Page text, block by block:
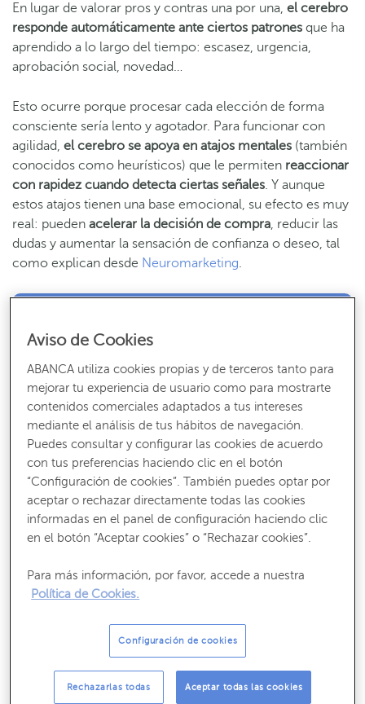
En lugar de valorar pros y contras una por una, el cerebro
responde automáticamente ante ciertos patrones que ha
aprendido a lo largo del tiempo: escasez, urgencia,
aprobación social, novedad…
Esto ocurre porque procesar cada elección de forma
consciente sería lento y agotador. Para funcionar con
agilidad, el cerebro se apoya en atajos mentales (también
conocidos como heurísticos) que le permiten reaccionar
con rapidez cuando detecta ciertas señales. Y aunque
estos atajos tienen una base emocional, su efecto es muy
real: pueden acelerar la decisión de compra, reducir las
dudas y aumentar la sensación de confianza o deseo, tal
como explican desde Neuromarketing.
Recibe nuestros contenidos más útiles
SUSCRÍBETE
Por eso, como negocio, es necesario aprovechar estos
mecanismos.No para manipular, sino para activar una
respuesta que ya forma partedel comportamiento
humano. Al aplicar bien los gatillos mentales, es más fácil
Cómo funcionan los gatillos mentales
Como explican desdeOBS Business School
, los gatillos
funcionan cuando activan una emoción
Aviso de Cookies
ABANCA utiliza cookies propias y de terceros tanto para
mejorar tu experiencia de usuario como para mostrarte
contenidos comerciales adaptados a tus intereses
mediante el análisis de tus hábitos de navegación.
Puedes consultar y configurar las cookies de acuerdo
con tus preferencias haciendo clic en el botón
“Configuración de cookies”. También puedes optar por
aceptar o rechazar directamente todas las cookies
informadas en el panel de configuración haciendo clic
en el botón “Aceptar cookies” o “Rechazar cookies”.
Para más información, por favor, accede a nuestra
Política de Cookies.
Configuración de cookies
Rechazarlas todas Aceptar todas las cookies